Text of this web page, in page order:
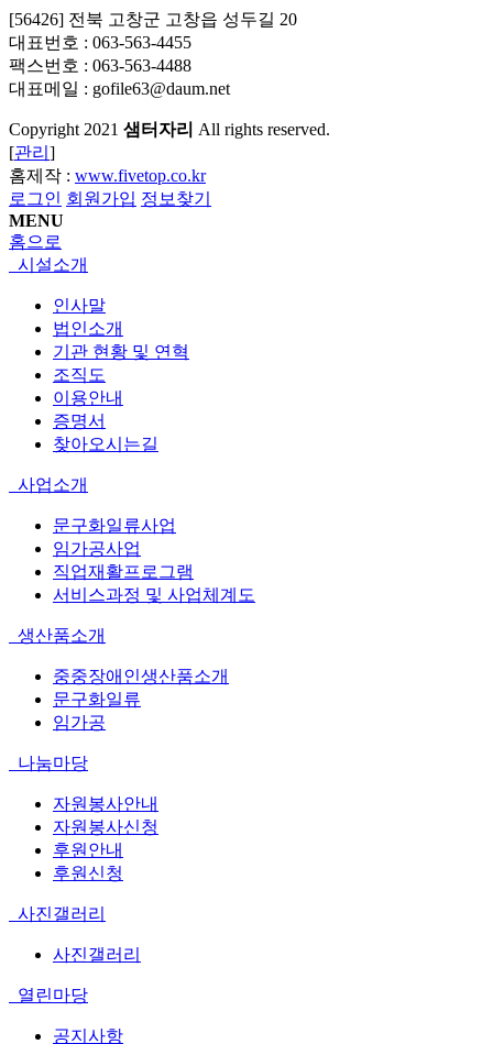
[56426] 전북 고창군 고창읍 성두길 20
대표번호 : 063-563-4455
팩스번호 : 063-563-4488
대표메일 : gofile63@daum.net
Copyright 2021 샘터자리 All rights reserved.
[관리 ]
홈제작 : www.fivetop.co.kr
로그인 회원가입 정보찾기
MENU
홈으로
시설소개
인사말
법인소개
기관 현황 및 연혁
조직도
이용안내
증명서
찾아오시는길
사업소개
문구화일류사업
임가공사업
직업재활프로그램
서비스과정 및 사업체계도
생산품소개
중중장애인생산품소개
문구화일류
임가공
나눔마당
자원봉사안내
자원봉사신청
후원안내
후원신청
사진갤러리
사진갤러리
열린마당
공지사항